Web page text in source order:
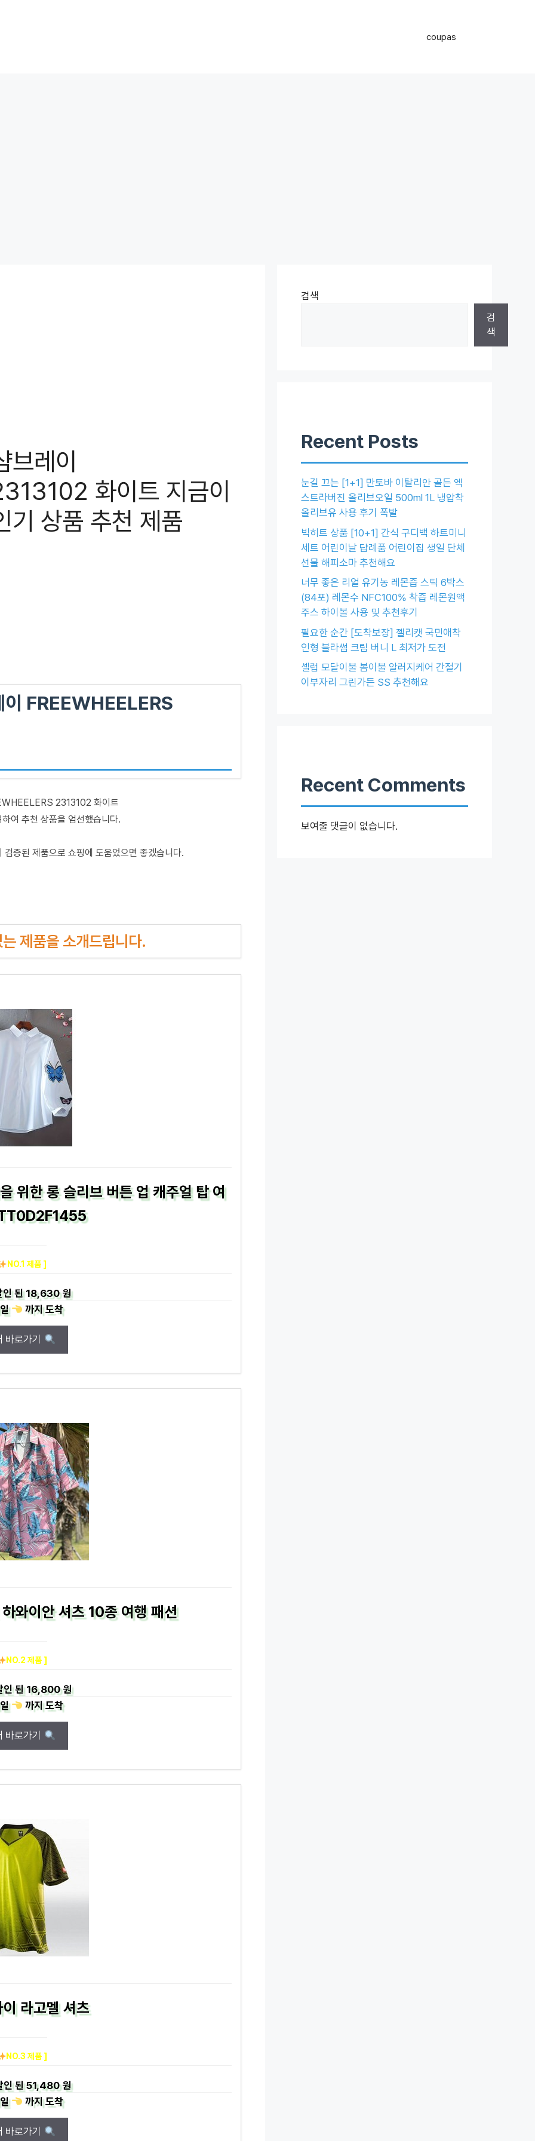
coupas
레이
화이트 지금이
기 상품 추천 제품
이 FREEWHEELERS
2313102 화이트
여 추천 상품을 엄선했습니다.
증된 제품으로 쇼핑에 도움었으면 좋겠습니다.
제품을 소개드립니다.
위한 롱 슬리브 버튼 업 캐주얼 탑 여
NO.1 제품 ]
된18,630 원
까지도착
바로가기
이안 셔츠 10종 여행 패션
NO.2 제품 ]
인 된16,800 원
까지도착
바로가기
라고멜 셔츠
NO.3 제품 ]
인 된51,480 원
까지도착
바로가기
검색
검
색
Recent Posts
눈길 끄는 [1+1] 만토바 이탈리안 골든 엑
스트라버진 올리브오일 500ml 1L 냉압착
올리브유 사용 후기 폭발
빅히트 상품 [10+1] 간식 구디백 하트미니
세트 어린이날 답례품 어린이집 생일 단체
선물 해피소마 추천해요
너무 좋은 리얼 유기농 레몬즙 스틱 6박스
(84포) 레몬수 NFC100% 착즙 레몬원액
주스 하이볼 사용 및 추천후기
필요한 순간 [도착보장] 젤리캣 국민애착
인형 블라썸 크림 버니 L 최저가 도전
셀럽 모달이불 봄이불 알러지케어 간절기
이부자리 그린가든 SS 추천해요
Recent Comments
보여줄 댓글이 없습니다.